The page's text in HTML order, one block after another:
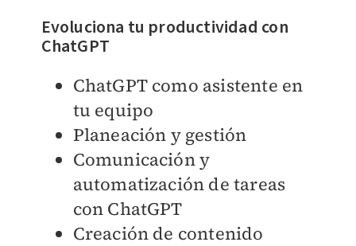
Evoluciona tu productividad con
ChatGPT
ChatGPT como asistente en
tu equipo
Planeación y gestión
Comunicación y
automatización de tareas
con ChatGPT
Creación de contenido